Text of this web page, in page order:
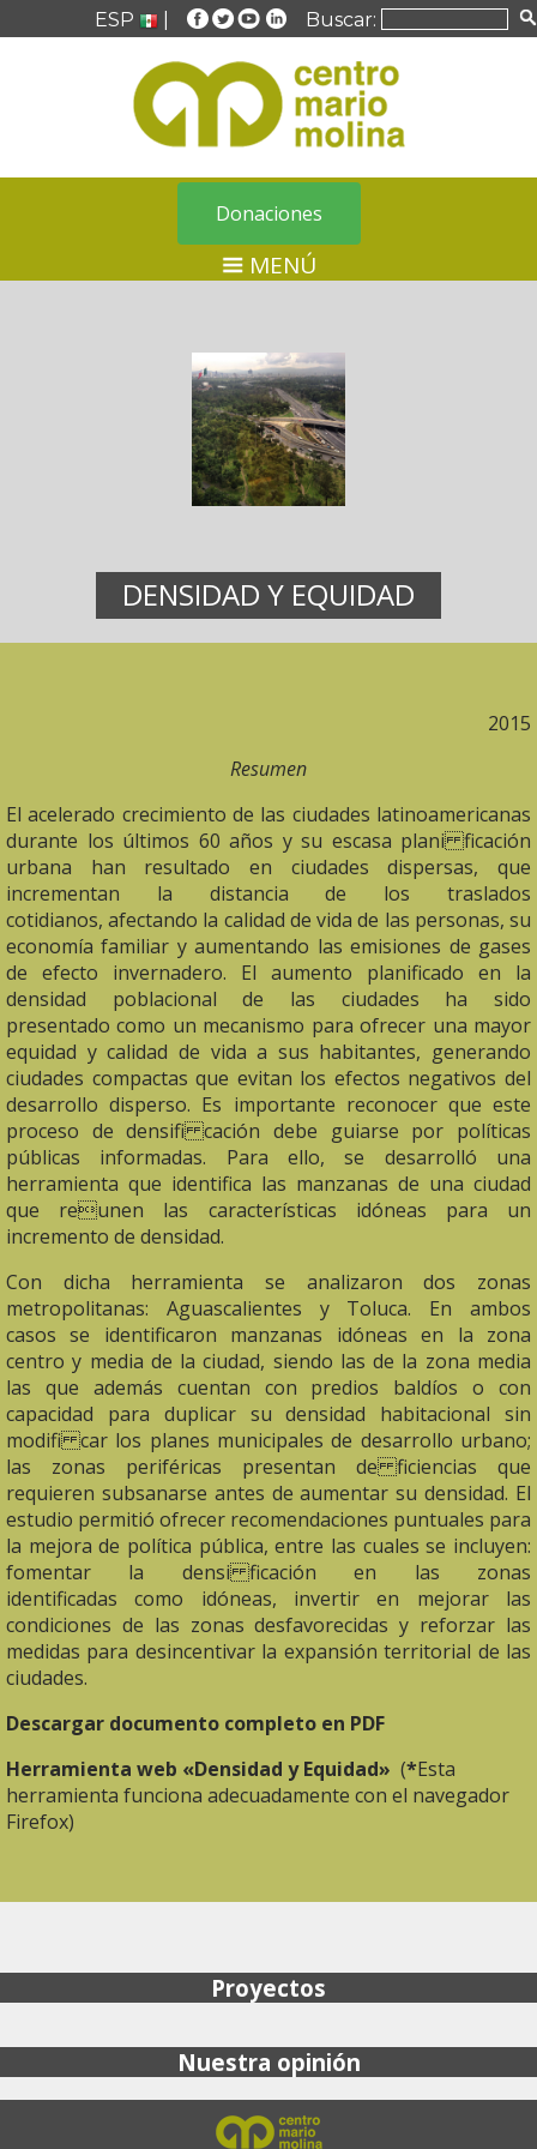
ESP Buscar:
Donaciones
MENÚ
DENSIDAD Y EQUIDAD
2015
Resumen
El acelerado crecimiento de las ciudades latinoamericanas
durante los últimos 60 años y su escasa plani ficación
urbana han resultado en ciudades dispersas, que
incrementan la distancia de los traslados
cotidianos, afectando la calidad de vida de las personas, su
economía familiar y aumentando las emisiones de gases
de efecto invernadero. El aumento planificado en la
densidad poblacional de las ciudades ha sido
presentado como un mecanismo para ofrecer una mayor
equidad y calidad de vida a sus habitantes, generando
ciudades compactas que evitan los efectos negativos del
desarrollo disperso. Es importante reconocer que este
proceso de densifi cación debe guiarse por políticas
públicas informadas. Para ello, se desarrolló una
herramienta que identifica las manzanas de una ciudad
que reunen las características idóneas para un
incremento de densidad.
Con dicha herramienta se analizaron dos zonas
metropolitanas: Aguascalientes y Toluca. En ambos
casos se identificaron manzanas idóneas en la zona
centro y media de la ciudad, siendo las de la zona media
las que además cuentan con predios baldíos o con
capacidad para duplicar su densidad habitacional sin
modifi car los planes municipales de desarrollo urbano;
las zonas periféricas presentan de ficiencias que
requieren subsanarse antes de aumentar su densidad. El
estudio permitió ofrecer recomendaciones puntuales para
la mejora de política pública, entre las cuales se incluyen:
fomentar la densi ficación en las zonas
identificadas como idóneas, invertir en mejorar las
condiciones de las zonas desfavorecidas y reforzar las
medidas para desincentivar la expansión territorial de las
ciudades.
Descargar documento completo en PDF
Herramienta web «Densidad y Equidad» (*Esta
herramienta funciona adecuadamente con el navegador
Firefox)
Proyectos
Nuestra opinión